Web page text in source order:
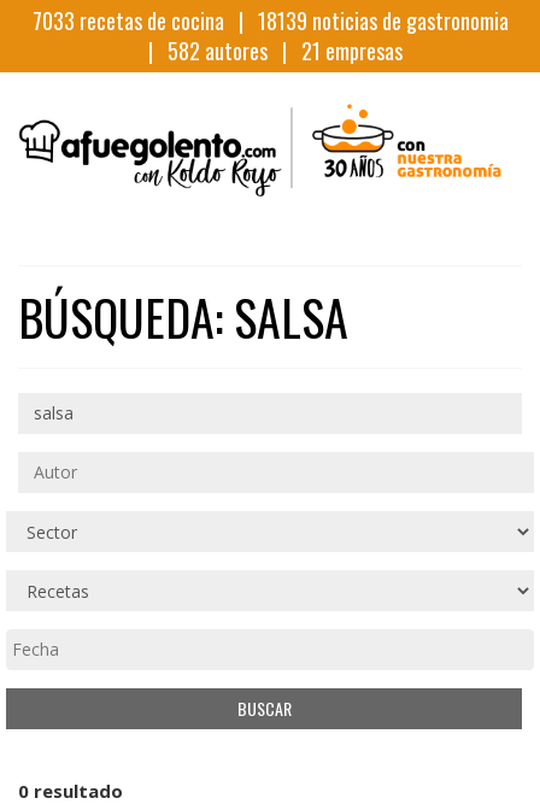
7033 recetas de cocina | 18139 noticias de gastronomia
| 582 autores | 21 empresas
BÚSQUEDA: SALSA
0 resultado